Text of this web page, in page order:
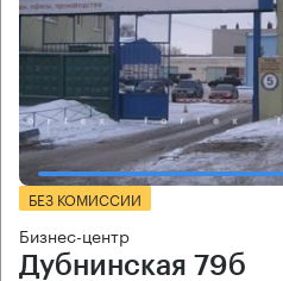
БЕЗ КОМИССИИ
Бизнес-центр
Дубнинская 79б